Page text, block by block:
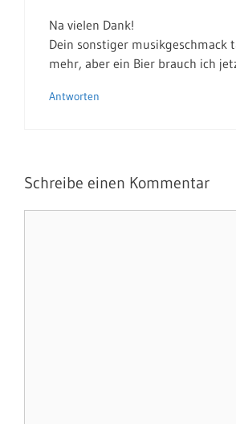
Na vielen Dank!
Dein sonstiger musikgeschmack
mehr, aber ein Bier brauch ich
Antworten
Schreibe einen Kommentar